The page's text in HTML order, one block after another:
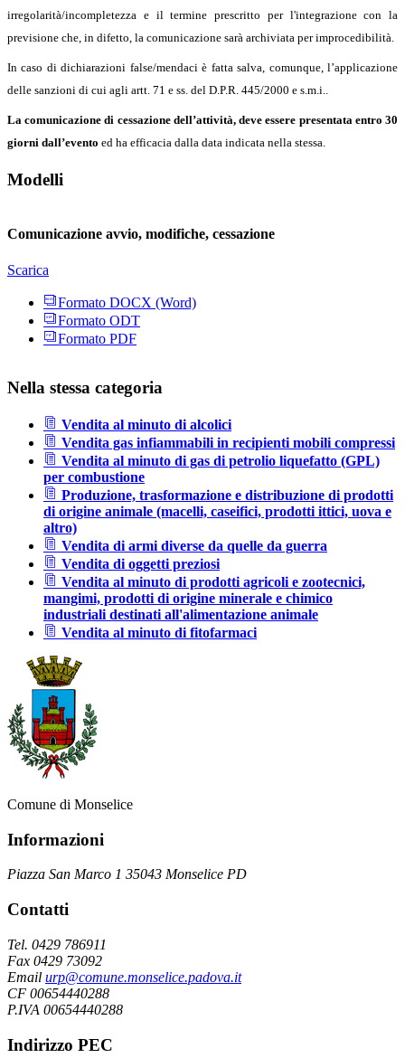
irregolarità/incompletezza e il termine prescritto per l'integrazione con la
previsione che, in difetto, la comunicazione sarà archiviata per improcedibilità.
In caso di dichiarazioni false/mendaci è fatta salva, comunque, l’applicazione
delle sanzioni di cui agli artt. 71 e ss. del D.P.R. 445/2000 e s.m.i..
La comunicazione di cessazione dell’attività, deve essere presentata entro 30
giorni dall’evento ed ha efficacia dalla data indicata nella stessa.
Modelli
Comunicazione avvio, modifiche, cessazione
Scarica
Formato DOCX (Word)
Formato ODT
Formato PDF
Nella stessa categoria
Vendita al minuto di alcolici
Vendita gas infiammabili in recipienti mobili compressi
Vendita al minuto di gas di petrolio liquefatto (GPL)
per combustione
Produzione, trasformazione e distribuzione di prodotti
di origine animale (macelli, caseifici, prodotti ittici, uova e
altro)
Vendita di armi diverse da quelle da guerra
Vendita di oggetti preziosi
Vendita al minuto di prodotti agricoli e zootecnici,
mangimi, prodotti di origine minerale e chimico
industriali destinati all'alimentazione animale
Vendita al minuto di fitofarmaci
Comune di Monselice
Informazioni
Piazza San Marco 1 35043 Monselice PD
Contatti
Tel. 0429 786911
Fax 0429 73092
Email urp@comune.monselice.padova.it
CF 00654440288
P.IVA 00654440288
Indirizzo PEC